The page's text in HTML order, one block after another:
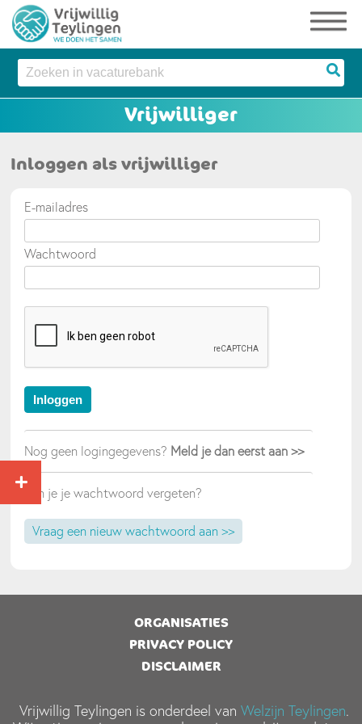
Inloggen als vrijwilliger
E-mailadres
Wachtwoord
Nog geen logingegevens? Meld je dan eerst aan >>
Ben je je wachtwoord vergeten?
Vraag een nieuw wachtwoord aan >>
ORGANISATIES
PRIVACY POLICY
DISCLAIMER
Vrijwillig Teylingen is onderdeel vanWelzijn Teylingen.